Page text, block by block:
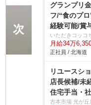
グランプリ
フ/“食のプ
経験可能/賞
いただきコッコ
月給34万
正社員 / 北海道
リユースシ
店長候補/未
住宅手当・
古本市場 光が丘